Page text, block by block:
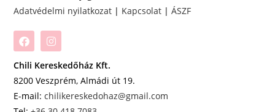
Adatvédelmi nyilatkozat | Kapcsolat |ÁSZF
Chili Kereskedőház Kft.
8200 Veszprém, Almádi út 19.
E-mail:chilikereskedohaz@gmail.com